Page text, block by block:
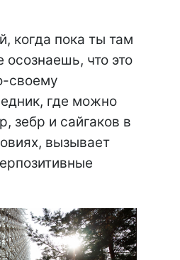
когда пока ты там
что это
своему
где можно
зебр и сайгаков в
вызывает